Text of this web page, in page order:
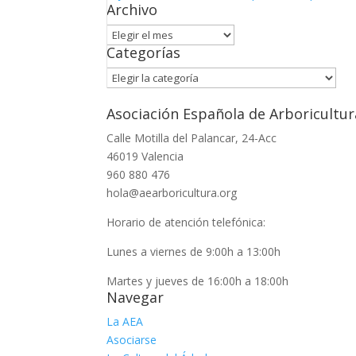
Archivo
Archivo
Categorías
Categorías
Asociación Española de
Calle Motilla del Palancar, 24-Acc
46019 Valencia
960 880 476
hola@aearboricultura.org
Horario de atención telefónica:
Lunes a viernes de 9:00h a 13:00h
Martes y jueves de 16:00h a 18:00h
Navegar
La AEA
Asociarse